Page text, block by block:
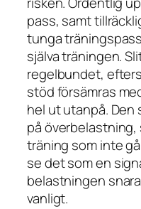
pass, samt
tunga
själva träningen.
regelbundet,
stöd försämras
hel ut utanpå. Den
på
träning som inte
se det som en
belastningen
vanligt.